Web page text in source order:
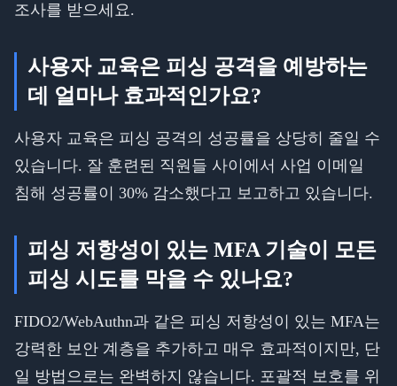
조사를 받으세요.
사용자 교육은 피싱 공격을 예방하는
데 얼마나 효과적인가요?
사용자 교육은 피싱 공격의 성공률을 상당히 줄일 수
있습니다. 잘 훈련된 직원들 사이에서 사업 이메일
침해 성공률이 30% 감소했다고 보고하고 있습니다.
피싱 저항성이 있는 MFA 기술이 모든
피싱 시도를 막을 수 있나요?
FIDO2/WebAuthn과 같은 피싱 저항성이 있는 MFA는
강력한 보안 계층을 추가하고 매우 효과적이지만, 단
일 방법으로는 완벽하지 않습니다. 포괄적 보호를 위